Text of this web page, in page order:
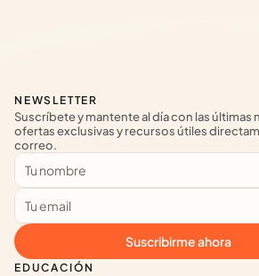
EDUCACIÓN
NEWSLETTER
Suscríbete y mantente al día con las últimas
ofertas exclusivas y recursos útiles
correo.
Suscribirme ahora